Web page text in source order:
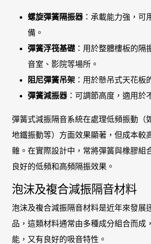
螺旋彈簧隔振器 ：承載能力強，可
備。
彈簧浮筏基礎 ：用於整體樓板的隔
音室、影院等場所。
阻尼彈簧吊架 ：用於懸吊式天花板
彈簧減振器 ：可調節高度，適用於
彈簧式減振隔音系統在處理低頻振動（
地鐵振動等）方面效果顯著，但成本較
雜。在實際設計中，常將彈簧與橡膠組
良好的低頻和高頻隔振效果。
泡沫及複合減振隔音材料
泡沫及複合減振隔音材料是近年來發展
品，這類材料通常由多種成分組合而成
能，又有良好的吸音特性。